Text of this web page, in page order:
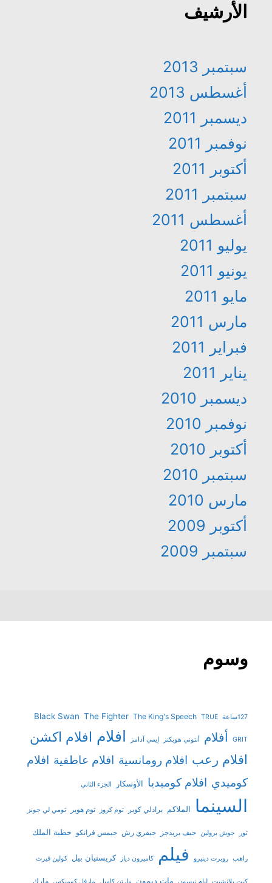
الأرشيف
سبتمبر 2013
أغسطس 2013
ديسمبر 2011
نوفمبر 2011
أكتوبر 2011
سبتمبر 2011
أغسطس 2011
يوليو 2011
يونيو 2011
مايو 2011
مارس 2011
فبراير 2011
يناير 2011
ديسمبر 2010
نوفمبر 2010
أكتوبر 2010
سبتمبر 2010
مارس 2010
أكتوبر 2009
سبتمبر 2009
وسوم
127ساعة Black Swan The Fighter The King's Speech TRUE
GRIT أفلام أنتوني هوبكنز إيمي آدامز افلام افلام اكشن
افلام رعب افلام رومانسية افلام عاطفية افلام
كوميدي افلام كوميديا الأوسكار الجزء الثاني
السينما الملاكم برادلي كوبر توم كروز توم هوبر تومي لي جونز
ثور جوش برولين جيف بريدجز جيفري رش جيمس فرانكو خطبة الملك
راهب روبرت دينيرو فيلم كاميرون دياز كريستيان بيل كولين فيرث
مات ديمون مارك